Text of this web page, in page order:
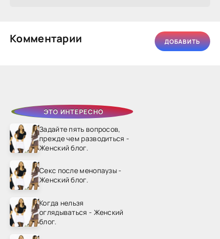
ЭТО ИНТЕРЕСНО
Задайте пять вопросов,
прежде чем разводиться -
Женский блог.
Секс после менопаузы -
Женский блог.
Когда нельзя
оглядываться - Женский
блог.
Комментарии ДОБАВИТЬ